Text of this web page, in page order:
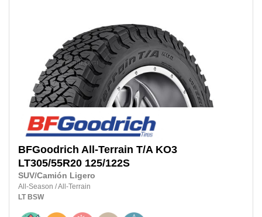
BFGoodrich All-Terrain T/A KO3
LT305/55R20 125/122S
SUV/Camión Ligero
All-Season /All-Terrain
LT BSW